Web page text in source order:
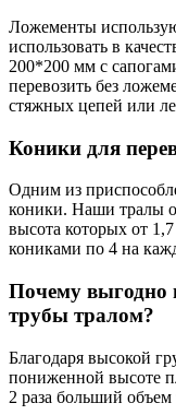
Ложементы
использовать в
200*200 мм с
перевозить без
стяжных цепей или
Коники для
Одним из
коники. Наши тралы
высота которых от
кониками по 4 на
Почему выгодно
трубы тралом?
Благодаря высокой
пониженной высоте
2 раза больший объем